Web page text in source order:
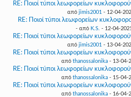
RE: Ποιοί τύποι λεωφορείων
από jimis2001 - 12-04-
RE: Ποιοί τύποι λεωφορείων
- από K.S. - 12-04-
RE: Ποιοί τύποι λεωφορείων
από jimis2001 - 13-04-
RE: Ποιοί τύποι λεωφορείων
από thanossalonika - 13-04-
RE: Ποιοί τύποι λεωφορείων
από thanossalonika - 15-04-
RE: Ποιοί τύποι λεωφορείων
από thanossalonika - 16-04-